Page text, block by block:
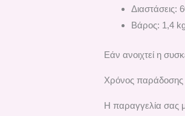
Διαστάσεις:
Βάρος: 1,4
Εάν ανοιχτεί η
Χρόνος παράδοσης
H παραγγελία σας